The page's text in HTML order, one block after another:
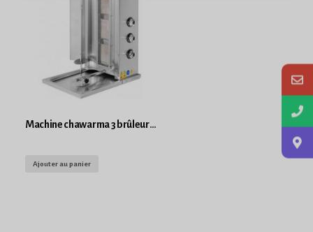
Machine chawarma 3 brûleurs GPL KARACASAN
Ajouter au panier